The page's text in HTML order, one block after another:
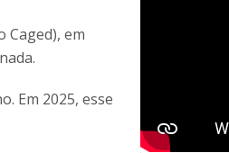
Caged), em
Em 2025, esse